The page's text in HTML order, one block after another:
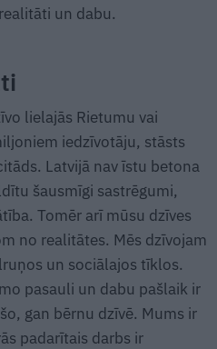
un dabu.
lielajās Rietumu vai
iedzīvotāju, stāsts
Latvijā nav īstu betona
šausmīgi sastrēgumi,
Tomēr arī mūsu dzīves
no realitātes. Mēs dzīvojam
un sociālajos tīklos.
pasauli un dabu pašlaik ir
gan bērnu dzīvē. Mums ir
padarītais darbs ir